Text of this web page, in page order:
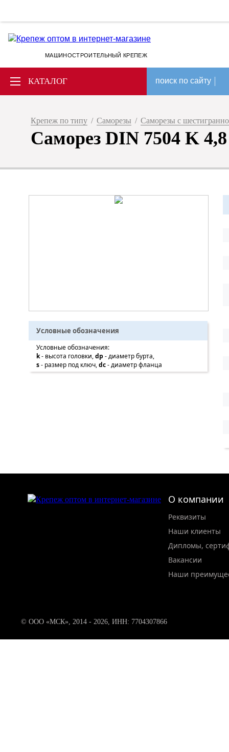
МАШИНОСТРОИТЕЛЬНЫЙ КРЕПЕЖ
КАТАЛОГ поиск по сайту
Крепеж по типу / Саморезы / Саморезы с
Саморез DIN 7504 K
Условные обозначения
Условные обозначения:
k- высота головки,dp - диаметр бурта,
s- размер под ключ,dc- диаметр фланца
О компании
Реквизиты
Наши клиенты
Дипломы,
Вакансии
Наши
© ООО «МСК», 2014 - 2026, ИНН: 7704307866